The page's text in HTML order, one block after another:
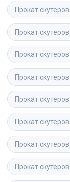
Прокат скутеров
Прокат скутеров
Прокат скутеров
Прокат скутеров
Прокат скутеров
Прокат скутеров
Прокат скутеров
Прокат скутеров